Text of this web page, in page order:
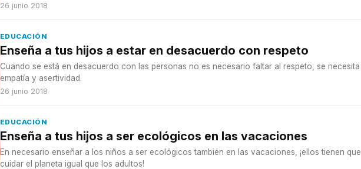
26 junio 2018
EDUCACIÓN
Enseña a tus hijos a estar en desacuerdo con respeto
Cuando se está en desacuerdo con las personas no es necesario faltar al respeto, se necesita
empatía y asertividad.
26 junio 2018
EDUCACIÓN
Enseña a tus hijos a ser ecológicos en las vacaciones
En necesario enseñar a los niños a ser ecológicos también en las vacaciones, ¡ellos tienen que
cuidar el planeta igual que los adultos!